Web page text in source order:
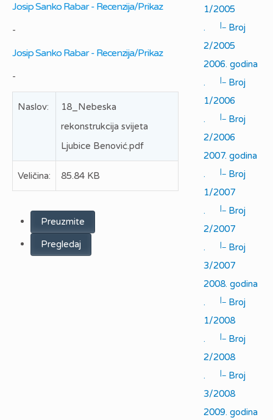
Josip Sanko Rabar - Recenzija/Prikaz
-
Josip Sanko Rabar - Recenzija/Prikaz
-
Naslov:
18_Nebeska
rekonstrukcija svijeta
Ljubice Benović.pdf
Veličina: 85.84 KB
Preuzmite
Pregledaj
1/2005
.
|_ Broj
2/2005
2006. godina
.
|_ Broj
1/2006
.
|_ Broj
2/2006
2007. godina
.
|_ Broj
1/2007
.
|_ Broj
2/2007
.
|_ Broj
3/2007
2008. godina
.
|_ Broj
1/2008
.
|_ Broj
2/2008
.
|_ Broj
3/2008
2009. godina